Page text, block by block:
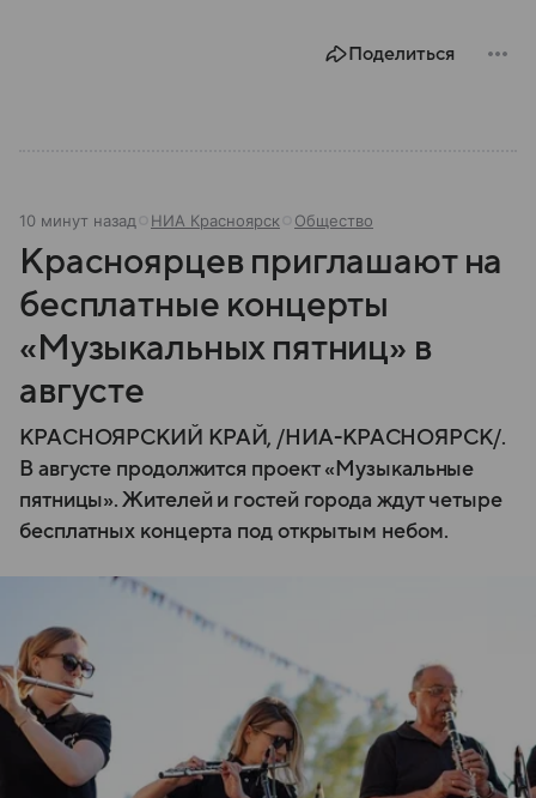
Поделиться
10 минут назад НИА Красноярск Общество
Красноярцев приглашают на
бесплатные концерты
«Музыкальных пятниц» в
августе
КРАСНОЯРСКИЙ КРАЙ, /НИА-КРАСНОЯРСК/.
В августе продолжится проект «Музыкальные
пятницы». Жителей и гостей города ждут четыре
бесплатных концерта под открытым небом.